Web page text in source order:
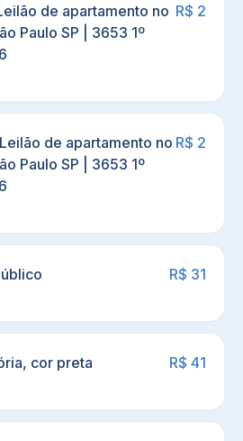
de apartamento no
Paulo SP | 3653 1º
R$ 2
de apartamento no
Paulo SP | 3653 1º
R$ 2
R$ 31
cor preta R$ 41